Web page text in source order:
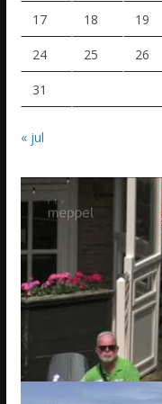
17 18 19
24 25 26
31
« jul